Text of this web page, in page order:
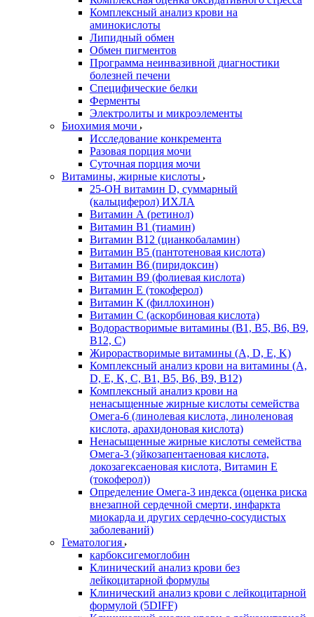
Комплексный анализ крови на
аминокислоты
Липидный обмен
Обмен пигментов
Программа неинвазивной диагностики
болезней печени
Специфические белки
Ферменты
Электролиты и микроэлементы
Биохимия мочи
Исследование конкремента
Разовая порция мочи
Суточная порция мочи
Витамины, жирные кислоты
25-OH витамин D, суммарный
(кальциферол) ИХЛА
Витамин А (ретинол)
Витамин В1 (тиамин)
Витамин В12 (цианкобаламин)
Витамин В5 (пантотеновая кислота)
Витамин В6 (пиридоксин)
Витамин В9 (фолиевая кислота)
Витамин Е (токоферол)
Витамин К (филлохинон)
Витамин С (аскорбиновая кислота)
Водорастворимые витамины (B1, B5, B6, В9,
В12, С)
Жирорастворимые витамины (A, D, E, K)
Комплексный анализ крови на витамины (A,
D, E, K, C, B1, B5, B6, В9, B12)
Комплексный анализ крови на
ненасыщенные жирные кислоты семейства
Омега-6 (линолевая кислота, линоленовая
кислота, арахидоновая кислота)
Ненасыщенные жирные кислоты семейства
Омега-3 (эйкозапентаеновая кислота,
докозагексаеновая кислота, Витамин E
(токоферол))
Определение Омега-3 индекса (оценка риска
внезапной сердечной смерти, инфаркта
миокарда и других сердечно-сосудистых
заболеваний)
Гематология
карбоксигемоглобин
Клинический анализ крови без
лейкоцитарной формулы
Клинический анализ крови с лейкоцитарной
формулой (5DIFF)